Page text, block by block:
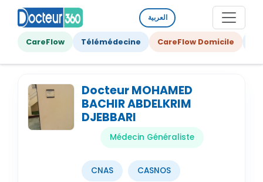
العربية
CareFlow Télémédecine CareFlow Domicile
Docteur MOHAMED
BACHIR ABDELKRIM
DJEBBARI
Médecin Généraliste
CNAS CASNOS